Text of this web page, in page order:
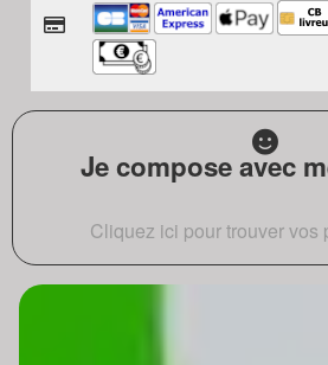
Je compose avec
Cliquez ici pour trouver vos